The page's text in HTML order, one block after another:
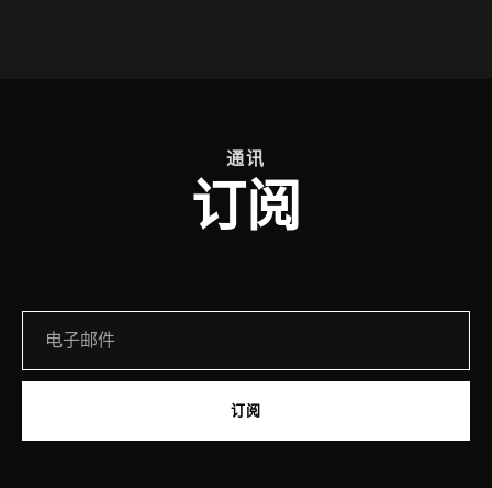
通讯
订阅
订阅